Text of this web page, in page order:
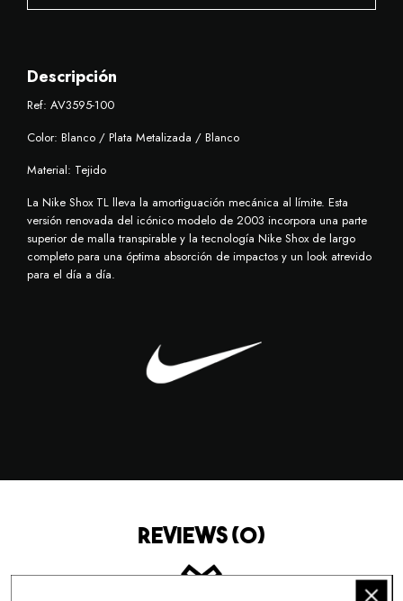
Descripción
Ref: AV3595-100
Color: Blanco / Plata Metalizada / Blanco
Material: Tejido
La Nike Shox TL lleva la amortiguación mecánica al límite. Esta
versión renovada del icónico modelo de 2003 incorpora una parte
superior de malla transpirable y la tecnología Nike Shox de largo
completo para una óptima absorción de impactos y un look atrevido
para el día a día.
REVIEWS (0)